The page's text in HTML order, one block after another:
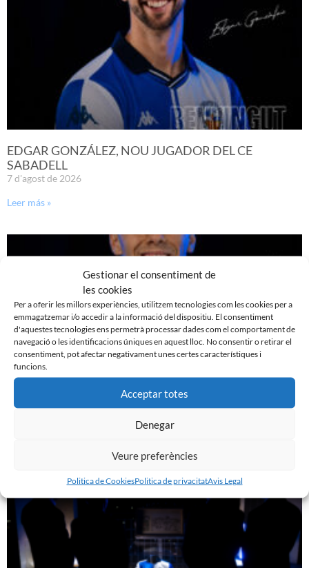
Gestionar el consentiment de
les cookies
Per a oferir les millors experiències, utilitzem tecnologies com les cookies per a
emmagatzemar i/o accedir a la informació del dispositiu. El consentiment
d'aquestes tecnologies ens permetrà processar dades com el comportament de
navegació o les identificacions úniques en aquest lloc. No consentir o retirar el
consentiment, pot afectar negativament unes certes característiques i
funcions.
Acceptar totes
Denegar
Veure preferències
Politica de CookiesPolitica de privacitatAvis Legal
EDGAR GONZÁLEZ, NOU JUGADOR DEL CE
SABADELL
7 d'agost de 2026
Leer más »
GASTÓN VALLES, NOU JUGADOR DEL CE SABADELL